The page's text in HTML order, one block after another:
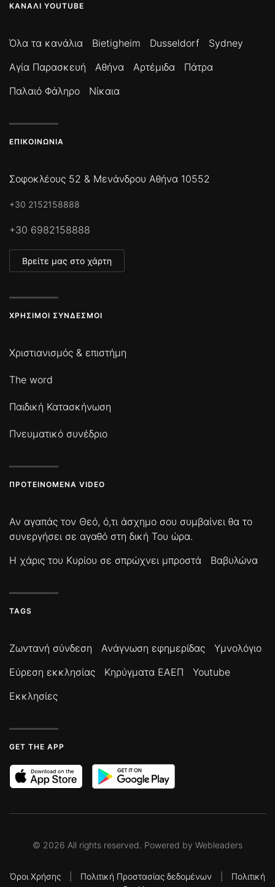
ΚΑΝΆΛΙ YOUTUBE
Όλα τα κανάλια Bietigheim Dusseldorf
Sydney
Αγία Παρασκευή
Αθήνα Αρτέμιδα
Πάτρα
Παλαιό Φάληρο
Νίκαια
ΕΠΙΚΟΙΝΩΝΊΑ
Σοφοκλέους 52 & Μενάνδρου Αθήνα 10552
+30 2152158888
+30 6982158888
Βρείτε μας στο χάρτη
ΧΡΉΣΙΜΟΙ ΣΎΝΔΕΣΜΟΙ
Χριστιανισμός & επιστήμη
The word
Παιδική Κατασκήνωση
Πνευματικό συνέδριο
ΠΡΟΤΕΙΝΌΜΕΝΑ VIDEO
Αν αγαπάς τον Θεό, ό,τι άσχημο σου συμβαίνει θα το
συνεργήσει σε αγαθό στη δική Του ώρα.
Η χάρις του Κυρίου σε σπρώχνει μπροστά
Βαβυλώνα
TAGS
Ζωντανή σύνδεση Ανάγνωση εφημερίδας
Υμνολόγιο
Εύρεση εκκλησίας
Κηρύγματα ΕΑΕΠ
Youtube
Εκκλησίες
GET THE APP
© 2026 All rights reserved. Powered by Webleaders
Όροι Χρήσης Πολιτική Προστασίας δεδομένων
Πολιτική